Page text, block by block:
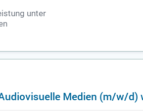
unter
Medien (m/w/